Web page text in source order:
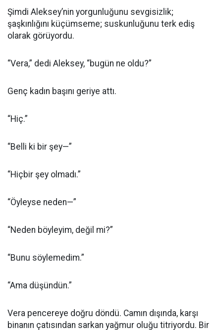
Şimdi Aleksey’nin yorgunluğunu sevgisizlik;
şaşkınlığını küçümseme; suskunluğunu terk ediş
olarak görüyordu.
“Vera,” dedi Aleksey, “bugün ne oldu?”
Genç kadın başını geriye attı.
“Hiç.”
“Belli ki bir şey—”
“Hiçbir şey olmadı.”
“Öyleyse neden—”
“Neden böyleyim, değil mi?”
“Bunu söylemedim.”
“Ama düşündün.”
Vera pencereye doğru döndü. Camın dışında, karşı
binanın çatısından sarkan yağmur oluğu titriyordu. Bir